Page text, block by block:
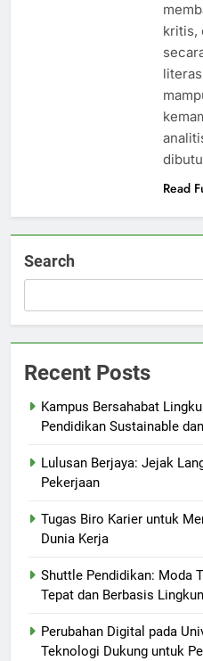
kritis,
Read
Search
Recent Posts
Kampus Bersahabat
Pendidikan Sustainable
Lulusan Berjaya: Jejak
Pekerjaan
Tugas Biro Karier untuk
Dunia Kerja
Shuttle Pendidikan: Moda
Tepat dan Berbasis
Perubahan Digital pada
Teknologi Dukung untuk